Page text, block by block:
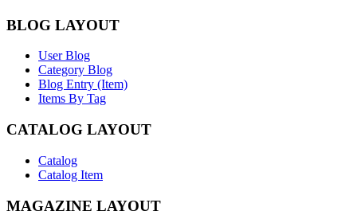
BLOG LAYOUT
User Blog
Category Blog
Blog Entry (Item)
Items By Tag
CATALOG LAYOUT
Catalog
Catalog Item
MAGAZINE LAYOUT